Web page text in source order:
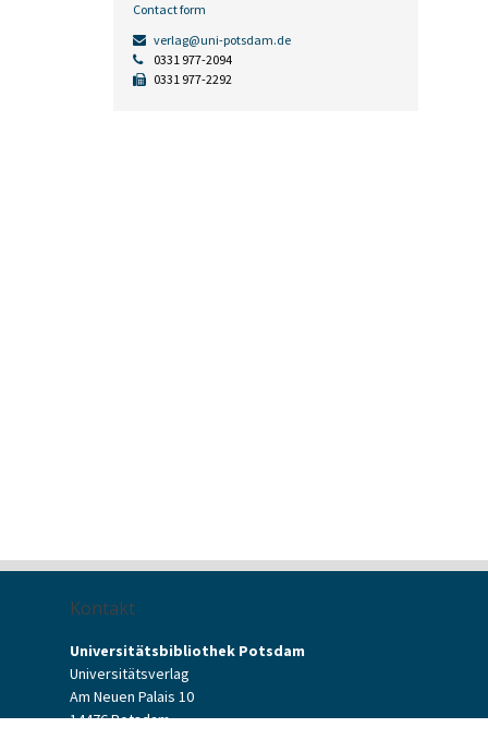
Contact form
verlag@uni-potsdam.de
0331 977-2094
0331 977-2292
Kontakt
Universitätsbibliothek Potsdam
Universitätsverlag
Am Neuen Palais 10
14476 Potsdam